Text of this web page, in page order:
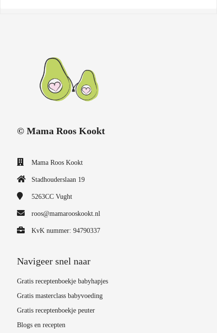
© Mama Roos Kookt
Mama Roos Kookt
Stadhouderslaan 19
5263CC Vught
roos@mamarooskookt.nl
KvK nummer: 94790337
Navigeer snel naar
Gratis receptenboekje babyhapjes
Gratis masterclass babyvoeding
Gratis receptenboekje peuter
Blogs en recepten